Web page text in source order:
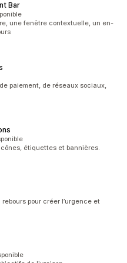
Bar
une fenêtre contextuelle, un en-
paiement, de réseaux sociaux,
étiquettes et bannières.
pour créer l’urgence et